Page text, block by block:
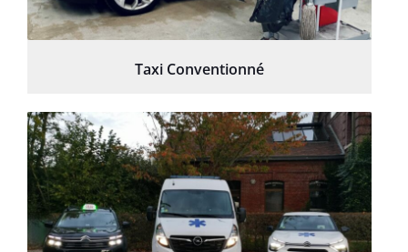
Taxi Conventionné